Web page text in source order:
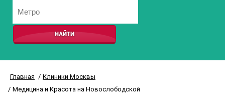
Главная
Клиники Москвы
Медицина и Красота на Новослободской